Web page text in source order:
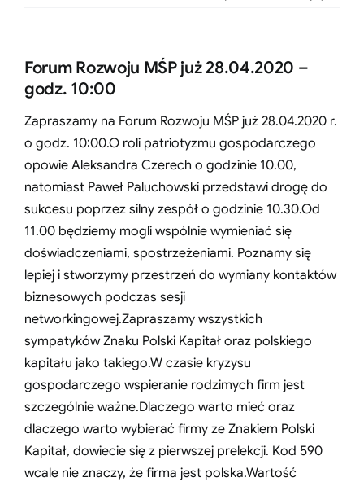
Forum Rozwoju MŚP już 28.04.2020 –
godz. 10:00
Zapraszamy na Forum Rozwoju MŚP już 28.04.2020 r.
o godz. 10:00.O roli patriotyzmu gospodarczego
opowie Aleksandra Czerech o godzinie 10.00,
natomiast Paweł Paluchowski przedstawi drogę do
sukcesu poprzez silny zespół o godzinie 10.30.Od
11.00 będziemy mogli wspólnie wymieniać się
doświadczeniami, spostrzeżeniami. Poznamy się
lepiej i stworzymy przestrzeń do wymiany kontaktów
biznesowych podczas sesji
networkingowej.Zapraszamy wszystkich
sympatyków Znaku Polski Kapitał oraz polskiego
kapitału jako takiego.W czasie kryzysu
gospodarczego wspieranie rodzimych firm jest
szczególnie ważne.Dlaczego warto mieć oraz
dlaczego warto wybierać firmy ze Znakiem Polski
Kapitał, dowiecie się z pierwszej prelekcji. Kod 590
wcale nie znaczy, że firma jest polska.Wartość